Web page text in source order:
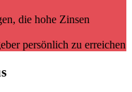
die hohe Zinsen
persönlich zu erreichen